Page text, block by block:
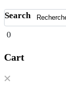
Search
0
Cart